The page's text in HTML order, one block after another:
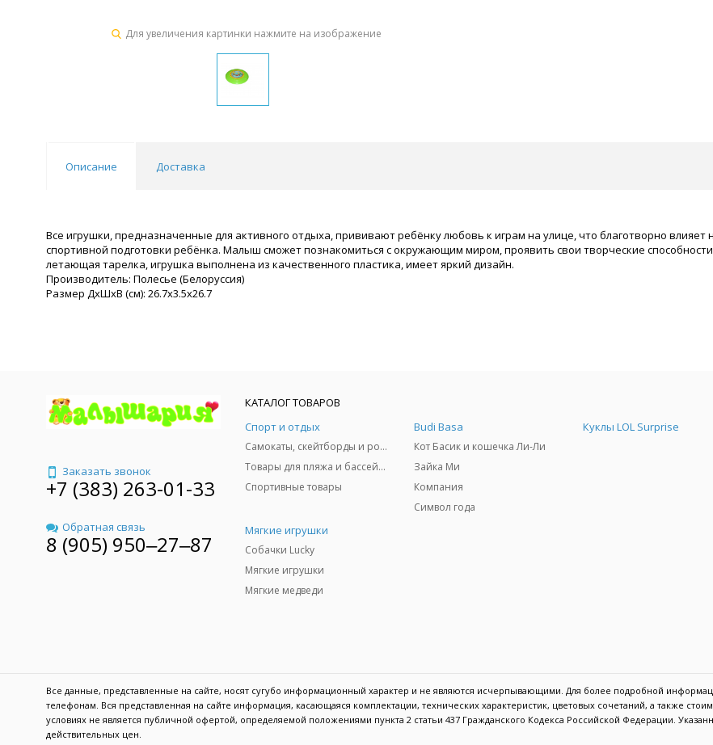
Для увеличения картинки нажмите на изображение
Описание Доставка
Все игрушки, предназначенные для активного отдыха, прививают ребёнку любовь к играм на улице, что благотворно
спортивной подготовки ребёнка. Малыш сможет познакомиться с окружающим миром, проявить свои творческие
летающая тарелка, игрушка выполнена из качественного пластика, имеет яркий дизайн.
Производитель: Полесье (Белоруссия)
Размер ДхШхВ (см): 26.7x3.5x26.7
Заказать звонок
+7 (383) 263-01-33
Обратная связь
8 (905) 950‒27‒87
КАТАЛОГ ТОВАРОВ
Спорт и отдых
Самокаты, скейтборды и ролики
Товары для пляжа и бассейны
Спортивные товары
Budi Basa
Кот Басик и кошечка Ли-Ли
Зайка Ми
Компания
Символ года
Куклы LOL Surprise
Мягкие игрушки
Собачки Lucky
Мягкие игрушки
Мягкие медведи
Все данные, представленные на сайте, носят сугубо информационный характер и не являются исчерпывающими. Для более подробной
телефонам. Вся представленная на сайте информация, касающаяся комплектации, технических характеристик, цветовых сочетаний, а также
условиях не является публичной офертой, определяемой положениями пункта 2 статьи 437 Гражданского Кодекса Российской Федерации.
действительных цен.